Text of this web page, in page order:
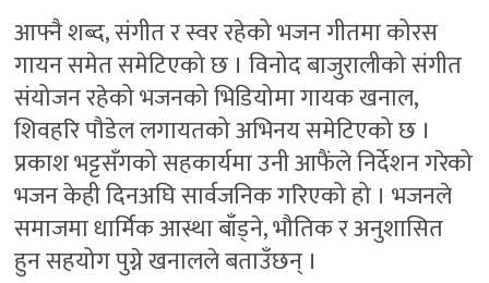
आफ्नै शब्द, संगीत र स्वर रहेको भजन गीतमा कोरस
गायन समेत समेटिएको छ । विनोद बाजुरालीको संगीत
संयोजन रहेको भजनको भिडियोमा गायक खनाल,
शिवहरि पौडेल लगायतको अभिनय समेटिएको छ ।
प्रकाश भट्टसँगको सहकार्यमा उनी आफैंले निर्देशन गरेको
भजन केही दिनअघि सार्वजनिक गरिएको हो । भजनले
समाजमा धार्मिक आस्था बाँड्ने, भौतिक र अनुशासित
हुन सहयोग पुग्ने खनालले बताउँछन् ।